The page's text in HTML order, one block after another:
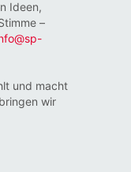
Ideen,
–
und macht
wir